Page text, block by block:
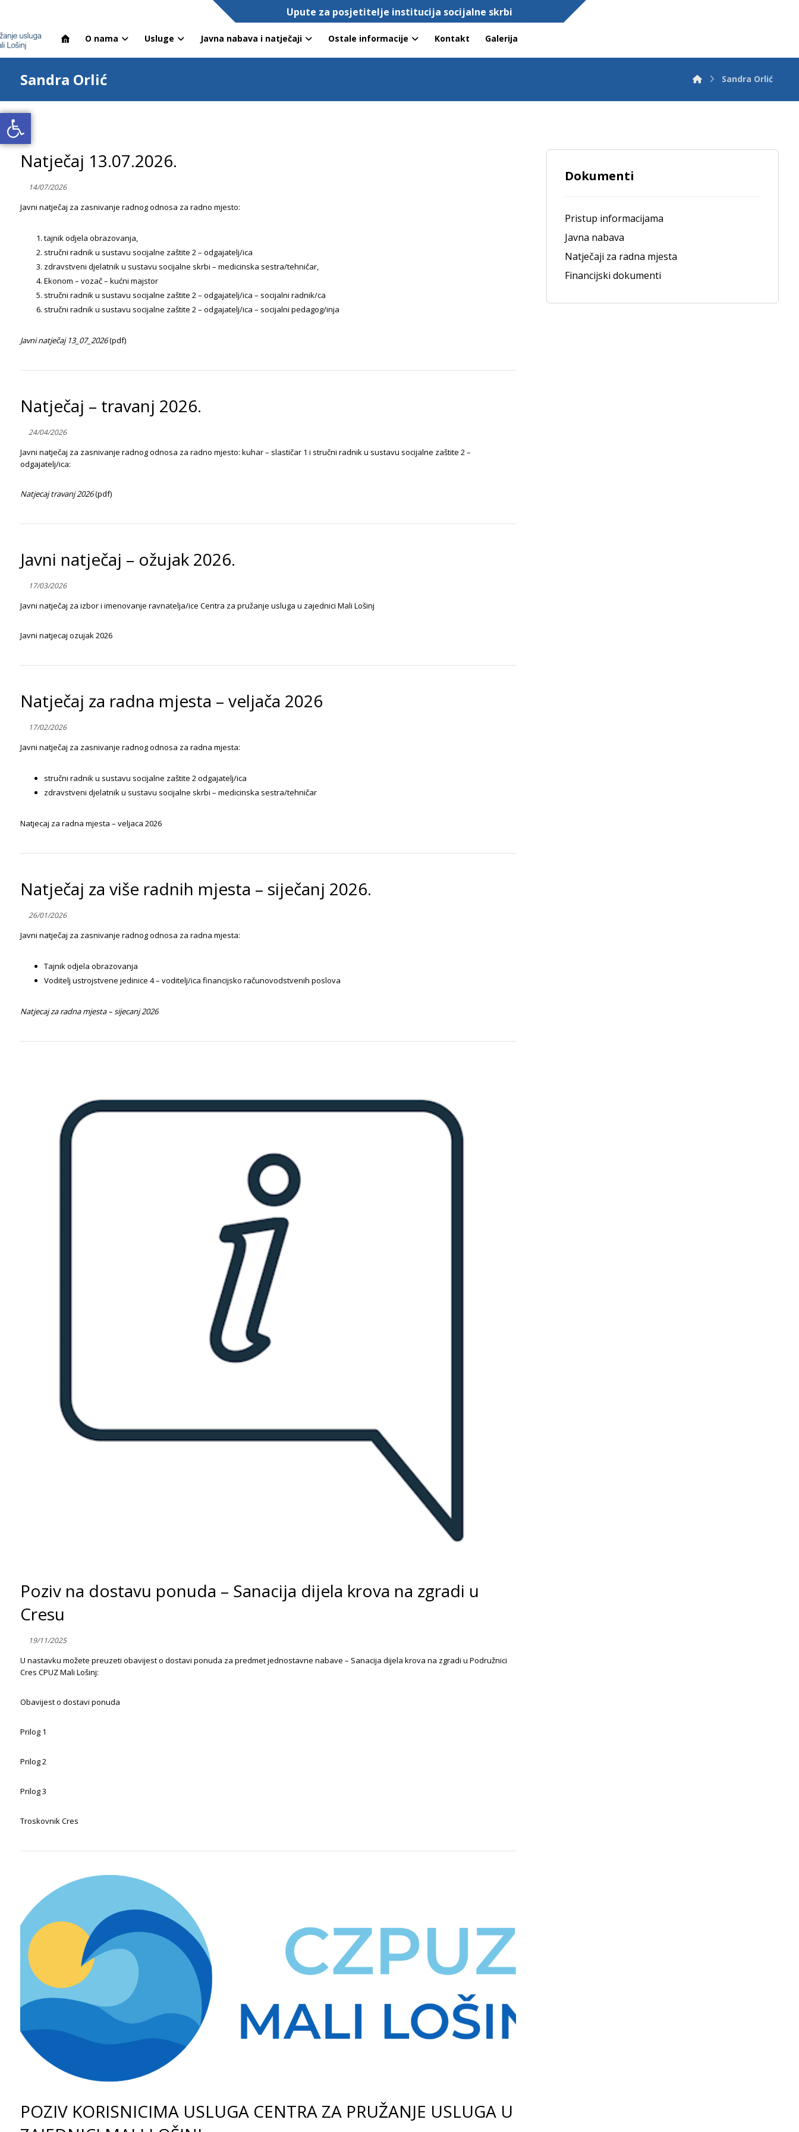
Open toolbar
Upute za posjetitelje institucija socijalne skrbi
O nama Usluge Javna nabava i natječaji Ostale informacije Kontakt Galerija
Sandra Orlić Sandra Orlić
Natječaj 13.07.2026.
14/07/2026
Javni natječaj za zasnivanje radnog odnosa za radno mjesto:
tajnik odjela obrazovanja,
stručni radnik u sustavu socijalne zaštite 2 – odgajatelj/ica
zdravstveni djelatnik u sustavu socijalne skrbi – medicinska sestra/tehničar,
Ekonom – vozač – kućni majstor
stručni radnik u sustavu socijalne zaštite 2 – odgajatelj/ica – socijalni radnik/ca
stručni radnik u sustavu socijalne zaštite 2 – odgajatelj/ica – socijalni pedagog/inja
Javni natječaj 13_07_2026(pdf)
Natječaj – travanj 2026.
24/04/2026
Javni natječaj za zasnivanje radnog odnosa za radno mjesto: kuhar – slastičar 1 i stručni radnik u sustavu socijalne zaštite 2 –
odgajatelj/ica:
Natjecaj travanj 2026(pdf)
Javni natječaj – ožujak 2026.
17/03/2026
Javni natječaj za izbor i imenovanje ravnatelja/ice Centra za pružanje usluga u zajednici Mali Lošinj
Javni natjecaj ozujak 2026
Natječaj za radna mjesta – veljača 2026
17/02/2026
Javni natječaj za zasnivanje radnog odnosa za radna mjesta:
stručni radnik u sustavu socijalne zaštite 2 odgajatelj/ica
zdravstveni djelatnik u sustavu socijalne skrbi – medicinska sestra/tehničar
Natjecaj za radna mjesta – veljaca 2026
Natječaj za više radnih mjesta – siječanj 2026.
26/01/2026
Javni natječaj za zasnivanje radnog odnosa za radna mjesta:
Tajnik odjela obrazovanja
Voditelj ustrojstvene jedinice 4 – voditelj/ica financijsko računovodstvenih poslova
Natjecaj za radna mjesta – sijecanj 2026
Poziv na dostavu ponuda – Sanacija dijela krova na zgradi u
Cresu
19/11/2025
U nastavku možete preuzeti obavijest o dostavi ponuda za predmet jednostavne nabave – Sanacija dijela krova na zgradi u Podružnici
Cres CPUZ Mali Lošinj:
Obavijest o dostavi ponuda
Prilog 1
Prilog 2
Prilog 3
Troskovnik Cres
POZIV KORISNICIMA USLUGA CENTRA ZA PRUŽANJE USLUGA U
Dokumenti
Pristup informacijama
Javna nabava
Natječaji za radna mjesta
Financijski dokumenti